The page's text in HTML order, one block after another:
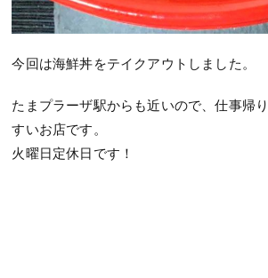
今回は海鮮丼をテイクアウトしました。
たまプラーザ駅からも近いので、仕事帰
すいお店です。
火曜日定休日です！